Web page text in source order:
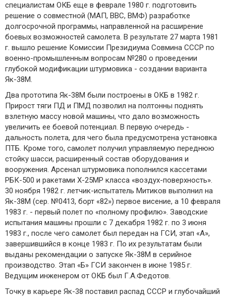
специалистам ОКБ еще в феврале 1980 г. подготовить
решение о совместной (МАП, ВВС, ВМФ) разработке
долгосрочной программы, направленной на расширение
боевых возможностей самолета. В результате 27 марта 1981
г. вышло решение Комиссии Президиума Совмина СССР по
военно-промышленным вопросам №280 о проведении
глубокой модификации штурмовика - создании варианта
Як-38М.
Два прототипа Як-38М были построены в ОКБ в 1982 г.
Прирост тяги ПД и ПМД позволил на полтонны поднять
взлетную массу новой машины, что дало возможность
увеличить ее боевой потенциал. В первую очередь -
дальность полета, для чего была предусмотрена установка
ПТБ. Кроме того, самолет получил управляемую переднюю
стойку шасси, расширенный состав оборудования и
вооружения. Арсенал штурмовика пополнился кассетами
РБК-500 и ракетами Х-25МР класса «воздух-поверхность».
30 ноября 1982 г. летчик-испытатель Митиков выполнил на
Як-38М (сер. №0413, борт «82») первое висение, а 10 февраля
1983 г. - первый полет по «полному профилю». Заводские
испытания машины прошли с 7 декабря 1982 г. по 3 июня
1983 г., после чего самолет был передан на ГСИ, этап «А»,
завершившийся в конце 1983 г. По их результатам были
выданы рекомендации о запуске Як-38М в серийное
производство. Этап «Б» ГСИ закончен в июне 1985 г.
Ведущим инженером от ОКБ был Г.А.Федотов.
Точку в карьере Як-38 поставил распад СССР и глубочайший